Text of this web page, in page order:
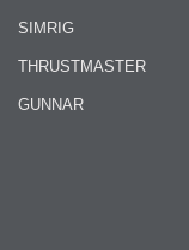
SIMRIG
THRUSTMASTER
GUNNAR